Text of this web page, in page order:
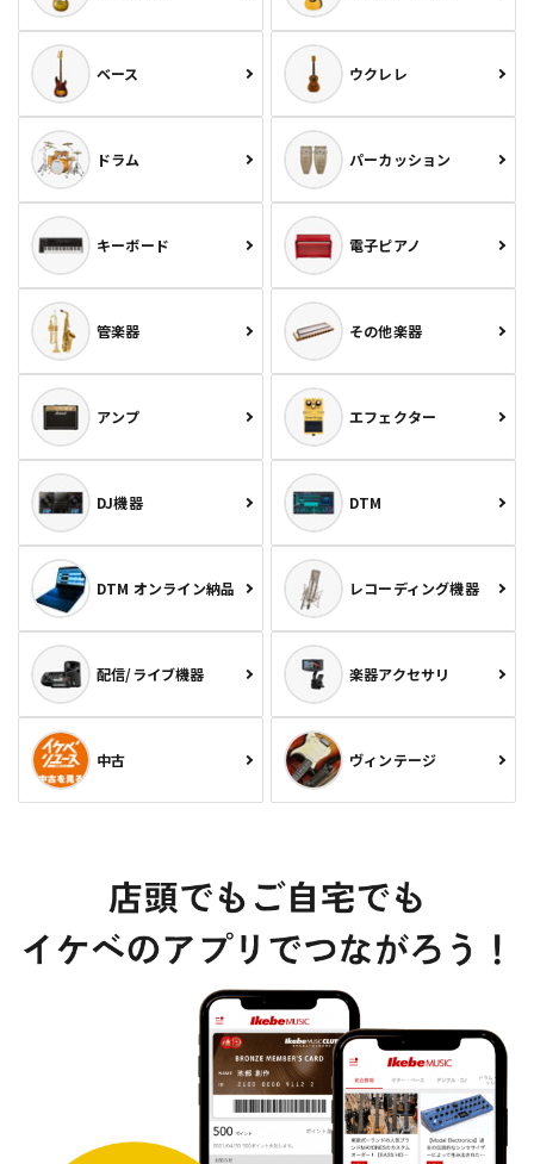
ベース ウクレレ
ドラム パーカッション
キーボード 電子ピアノ
管楽器 その他楽器
アンプ エフェクター
DJ機器 DTM
DTM オンライン納品 レコーディング機器
配信/ライブ機器 楽器アクセサリ
中古 ヴィンテージ